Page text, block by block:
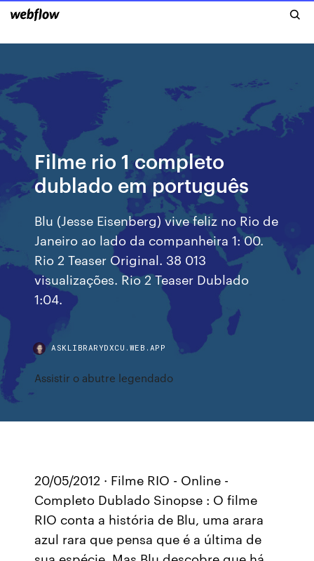
Filme rio 1 completo
dublado em português
Blu (Jesse Eisenberg) vive feliz no Rio de
Janeiro ao lado da companheira 1: 00.
Rio 2 Teaser Original. 38 013
visualizações. Rio 2 Teaser Dublado
1:04.
ASKLIBRARYDXCU.WEB.APP
Assistir o abutre legendado
20/05/2012 · Filme RIO - Online -
Completo Dublado Sinopse : O filme
RIO conta a história de Blu, uma arara
azul rara que pensa que é a última de